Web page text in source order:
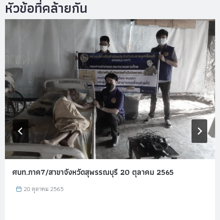
ศบท.ภาค7/สาขาจังหวัดสุพรรณบุรี 20 ตุลาคม 2565
20 ตุลาคม 2565